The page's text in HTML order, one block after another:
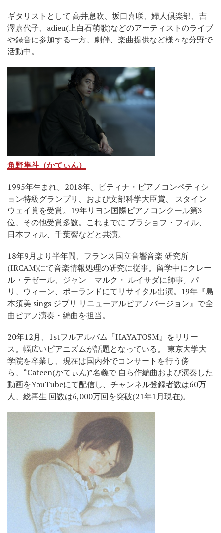
ギタリストとして 高井息吹、坂口喜咲、婦人倶楽部、吉
澤嘉代子、adieu(上白石萌歌)などのアーティストのライブ
や録音に参加する一方、劇伴、楽曲提供など様々な分野で
活動中。
角野隼斗（かてぃん）
1995年生まれ。2018年、ピティナ・ピアノコンペティシ
ョン特級グランプリ、および文部科学大臣賞、 スタイン
ウェイ賞を受賞。19年リヨン国際ピアノコンクール第3
位、その他受賞多数。これまでに ブラショフ・フィル、
日本フィル、千葉響などと共演。
18年9月より半年間、フランス国立音響音楽 研究所
(IRCAM)にて音楽情報処理の研究に従事。留学中にクレー
ル・テゼール、ジャン゠マルク・ ルイサダに師事。パ
リ、ウィーン、ポーランドにてリサイタル出演。19年『島
本須美 sings ジブリ リニューアルピアノバージョン』で全
曲ピアノ演奏・編曲を担当。
20年12月、1stフルアルバム『HAYATOSM』をリリー
ス。幅広いピアニズムが話題となっている。 東京大学大
学院を卒業し、現在は国内外でコンサートを行う傍
ら、“Cateen(かてぃん)”名義で 自ら作編曲および演奏した
動画をYouTubeにて配信し、チャンネル登録者数は60万
人、総再生 回数は6,000万回を突破(21年1月現在)。